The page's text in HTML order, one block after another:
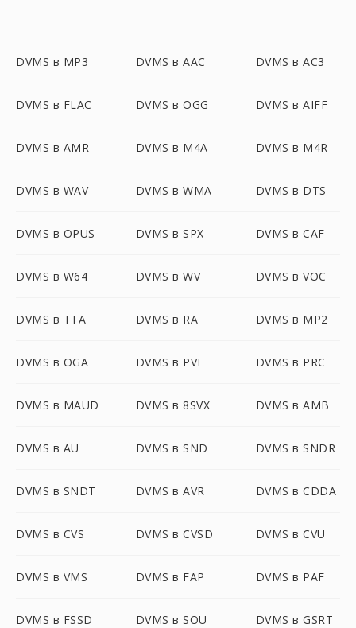
DVMS в MP3 DVMS в AAC DVMS в AC3
DVMS в FLAC DVMS в OGG DVMS в AIFF
DVMS в AMR DVMS в M4A DVMS в M4R
DVMS в WAV DVMS в WMA DVMS в DTS
DVMS в OPUS DVMS в SPX DVMS в CAF
DVMS в W64 DVMS в WV DVMS в VOC
DVMS в TTA DVMS в RA DVMS в MP2
DVMS в OGA DVMS в PVF DVMS в PRC
DVMS в MAUD DVMS в 8SVX DVMS в AMB
DVMS в AU DVMS в SND DVMS в SNDR
DVMS в SNDT DVMS в AVR DVMS в CDDA
DVMS в CVS DVMS в CVSD DVMS в CVU
DVMS в VMS DVMS в FAP DVMS в PAF
DVMS в FSSD DVMS в SOU DVMS в GSRT